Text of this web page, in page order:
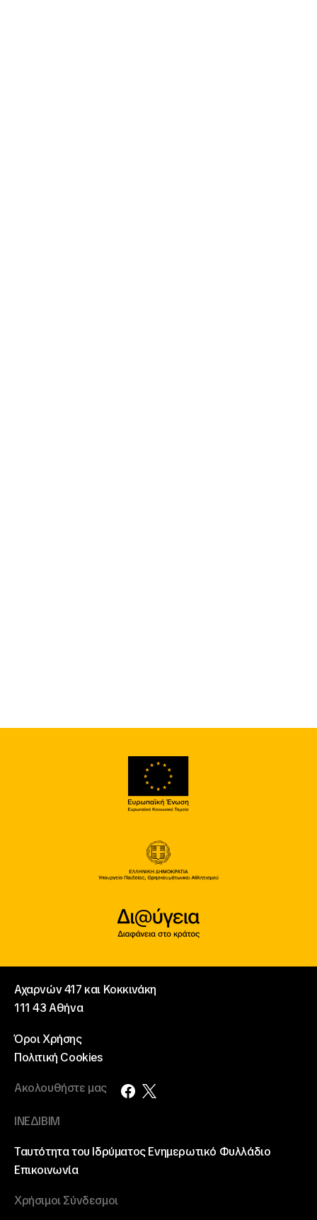
Αχαρνών 417 και Κοκκινάκη
111 43 Αθήνα
Όροι Χρήσης
Πολιτική Cookies
Ακολουθήστε μας
ΙΝΕΔΙΒΙΜ
Ταυτότητα του ΙδρύματοςΕνημερωτικό Φυλλάδιο
Επικοινωνία
Χρήσιμοι Σύνδεσμοι